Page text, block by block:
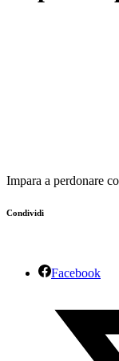
Impara a perdonare
Condividi
Facebook